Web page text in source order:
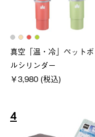
真空「温・冷」ペットボ
ルシリンダー
￥3,980 (税込)
4